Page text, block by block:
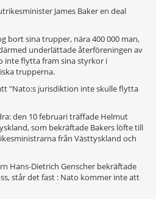
James Baker en deal
bort sina trupper, nära 400 000 man,
underlättade återföreningen av
inte flytta fram sina styrkor i
trupperna.
"Nato:s jurisdiktion inte skulle flytta
den 10 februari träffade Helmut
som bekräftade Bakers löfte till
från Västtyskland och
Hans-Dietrich Genscher bekräftade
står det fast : Nato kommer inte att